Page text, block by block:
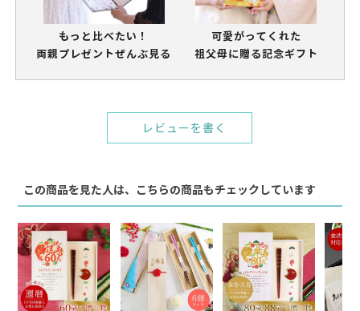
もっと比べたい！
両親プレゼントぜんぶ見る
可愛がってくれた
祖父母に贈る記念ギフト
レビューを書く
この商品を見た人は、こちらの商品もチェックしています